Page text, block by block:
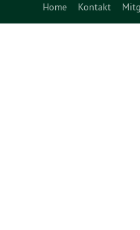
Home Kontakt